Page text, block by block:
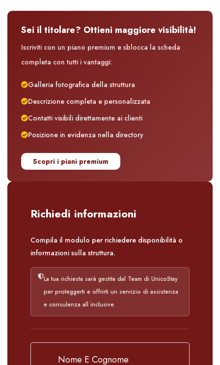
Sei il titolare? Ottieni maggiore visibilità!
Iscriviti con un piano premium e sblocca la scheda
completa con tutti i vantaggi:
Galleria fotografica della struttura
Descrizione completa e personalizzata
Contatti visibili direttamente ai clienti
Posizione in evidenza nella directory
Scopri i piani premium
Richiedi informazioni
Compila il modulo per richiedere disponibilità o
informazioni sulla struttura.
La tua richiesta sarà gestita dal Team di UnicoStay
per proteggerti e offrirti un servizio di assistenza
e consulenza all inclusive.